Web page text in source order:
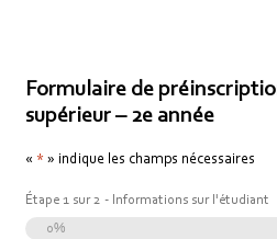
Formulaire de
supérieur – 2e année
« * » indique les champs nécessaires
Étape 1 sur2 - Informations sur l'étudiant
0%